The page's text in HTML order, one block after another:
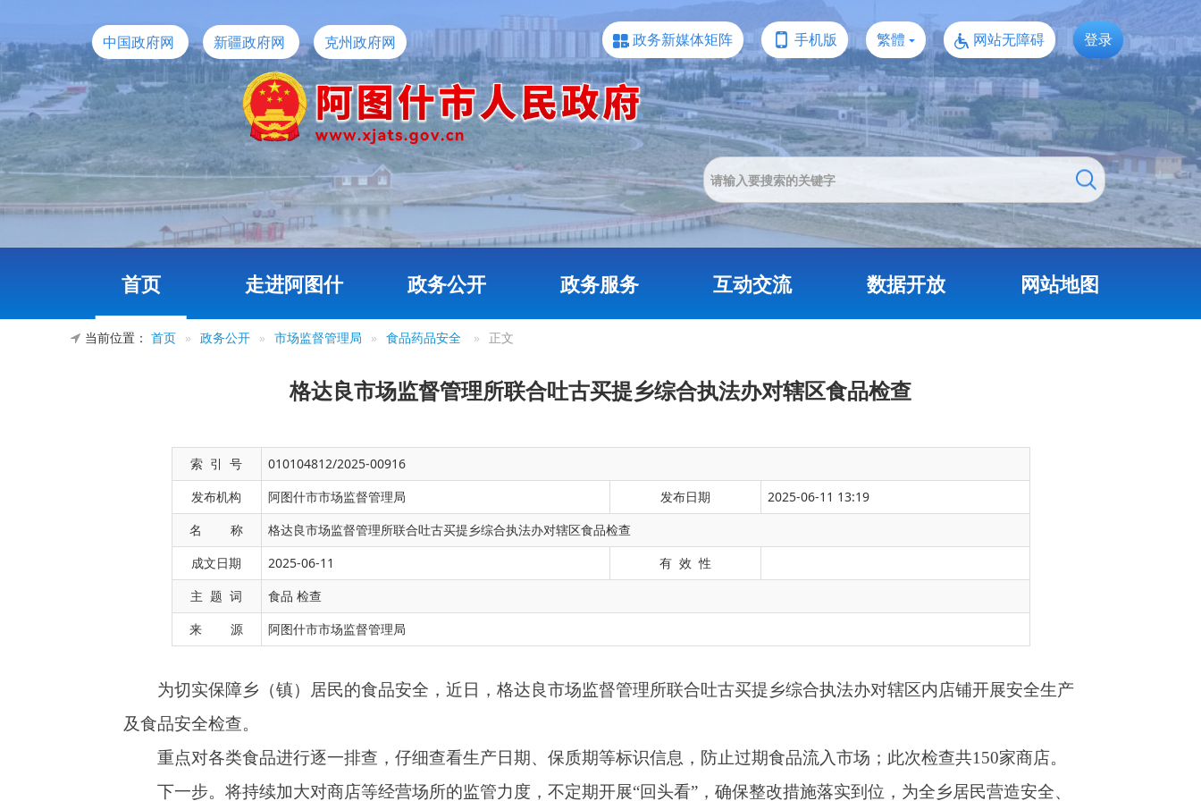
中国政府网 新疆政府网 克州政府网 政务新媒体矩阵 手机版 繁體 网站无障碍 登录
首页 走进阿图什 政务公开 政务服务 互动交流 数据开放 网站地图
当前位置： 首页 » 政务公开 » 市场监督管理局 » 食品药品安全 » 正文
格达良市场监督管理所联合吐古买提乡综合执法办对辖区食品检查
索 引 号
010104812/2025-00916
发布机构
阿图什市市场监督管理局 发布日期
2025-06-11 13:19
名 称
格达良市场监督管理所联合吐古买提乡综合执法办对辖区食品检查
成文日期
2025-06-11
有 效 性
主 题 词
食品 检查
来 源
阿图什市市场监督管理局
为切实保障乡（镇）居民的食品安全，近日，格达良市场监督管理所联合吐古买提乡综合执法办对辖区内店铺开展安全生产
及食品安全检查。
重点对各类食品进行逐一排查，仔细查看生产日期、保质期等标识信息，防止过期食品流入市场；此次检查共150家商店。
放心的消费环境。